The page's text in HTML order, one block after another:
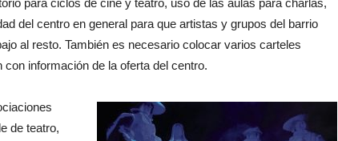
para ciclos de cine y teatro, uso de las aulas para charlas,
del centro en general para que artistas y grupos del barrio
al resto. También es necesario colocar varios carteles
información de la oferta del centro.
de teatro,